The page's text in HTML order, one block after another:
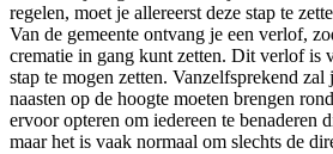
regelen, moet je allereerst deze stap te
Van de gemeente ontvang je een verlof,
crematie in gang kunt zetten. Dit verlof is
stap te mogen zetten. Vanzelfsprekend zal
naasten op de hoogte moeten brengen
ervoor opteren om iedereen te benaderen
maar het is vaak normaal om slechts de